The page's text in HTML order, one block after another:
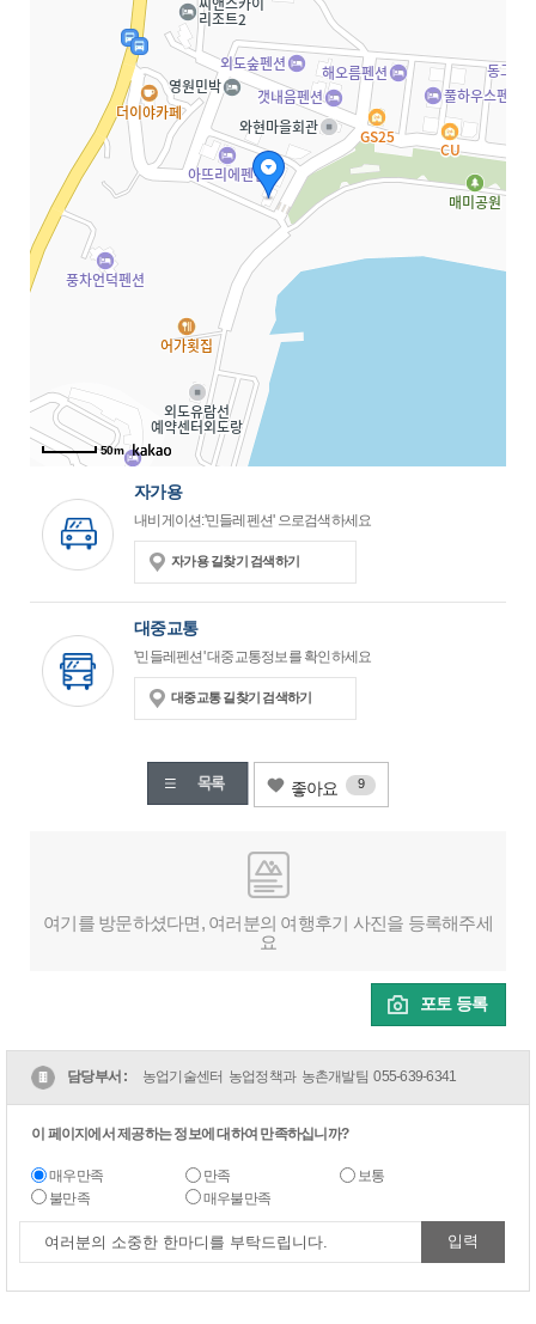
50m
자가용
내비게이션:'민들레펜션' 으로검색하세요
자가용 길찾기 검색하기
대중교통
'민들레펜션' 대중교통정보를 확인하세요
대중교통 길찾기 검색하기
좋아요 9
여기를 방문하셨다면, 여러분의 여행후기 사진을 등록해주세
요
포토 등록
담당부서 : 농업기술센터 농업정책과 농촌개발팀055-639-6341
이 페이지에서 제공하는 정보에 대하여 만족하십니까?
매우만족 만족
보통
불만족
매우불만족